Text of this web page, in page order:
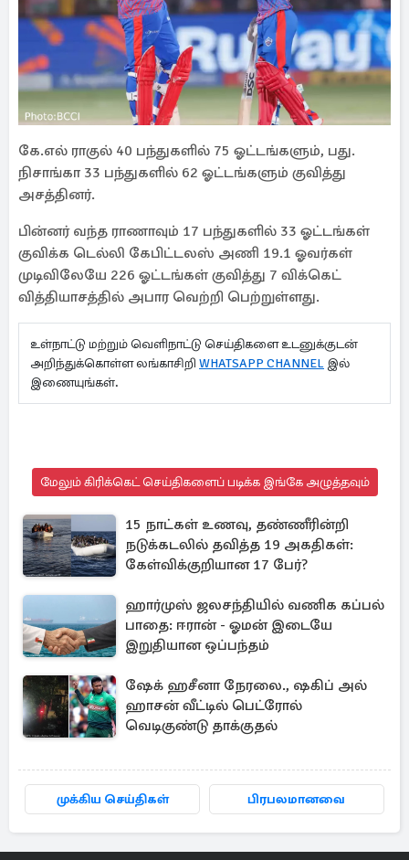
கே.எல் ராகுல் 40 பந்துகளில் 75 ஓட்டங்களும், பது.
நிசாங்கா 33 பந்துகளில் 62 ஓட்டங்களும் குவித்து
அசத்தினர்.
பின்னர் வந்த ராணாவும் 17 பந்துகளில் 33 ஓட்டங்கள்
குவிக்க டெல்லி கேபிட்டலஸ் அணி 19.1 ஓவர்கள்
முடிவிலேயே 226 ஓட்டங்கள் குவித்து 7 விக்கெட்
வித்தியாசத்தில் அபார வெற்றி பெற்றுள்ளது.
உள்நாட்டு மற்றும் வெளிநாட்டு செய்திகளை உடனுக்குடன்
அறிந்துக்கொள்ள லங்காசிறி WHATSAPP CHANNEL இல்
இணையுங்கள்.
மேலும் கிரிக்கெட் செய்திகளைப் படிக்க இங்கே அழுத்தவும்
15 நாட்கள் உணவு, தண்ணீரின்றி
நடுக்கடலில் தவித்த 19 அகதிகள்:
கேள்விக்குறியான 17 பேர்?
ஹார்முஸ் ஜலசந்தியில் வணிக கப்பல்
பாதை: ஈரான் - ஓமன் இடையே
இறுதியான ஒப்பந்தம்
ஷேக் ஹசீனா நேரலை., ஷகிப் அல்
ஹாசன் வீட்டில் பெட்ரோல்
வெடிகுண்டு தாக்குதல்
முக்கிய செய்திகள் பிரபலமானவை